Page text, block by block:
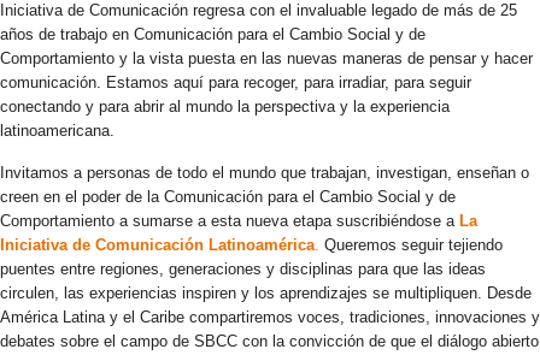
Iniciativa de Comunicación regresa con el invaluable legado de más de 25
años de trabajo en Comunicación para el Cambio Social y de
Comportamiento y la vista puesta en las nuevas maneras de pensar y hacer
comunicación. Estamos aquí para recoger, para irradiar, para seguir
conectando y para abrir al mundo la perspectiva y la experiencia
latinoamericana.
Invitamos a personas de todo el mundo que trabajan, investigan, enseñan o
creen en el poder de la Comunicación para el Cambio Social y de
Comportamiento a sumarse a esta nueva etapa suscribiéndose a La
Iniciativa de Comunicación Latinoamérica. Queremos seguir tejiendo
puentes entre regiones, generaciones y disciplinas para que las ideas
circulen, las experiencias inspiren y los aprendizajes se multipliquen. Desde
América Latina y el Caribe compartiremos voces, tradiciones, innovaciones y
debates sobre el campo de SBCC con la convicción de que el diálogo abierto